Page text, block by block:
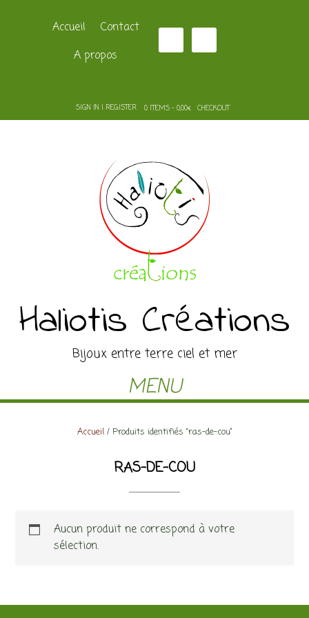
Accueil
Contact
A propos
SIGN IN | REGISTER 0 ITEMS - 0,00€ CHECKOUT
Haliotis Créations
Bijoux entre terre ciel et mer
MENU
Accueil/ Produits identifiés “ras-de-cou”
RAS-DE-COU
Aucun produit ne correspond à votre
sélection.